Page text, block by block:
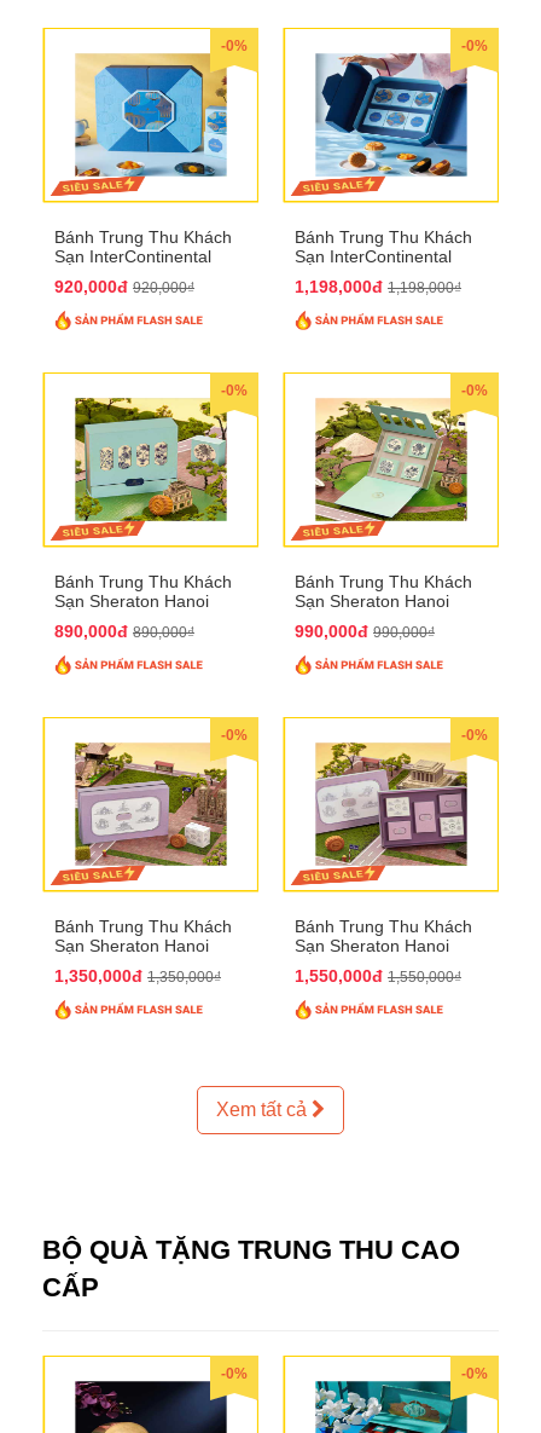
-0%
Bánh Trung Thu Khách
Sạn InterContinental
QTTT26
920,000đ 920,000₫
-0%
Bánh Trung Thu Khách
Sạn InterContinental
QTTT27
1,198,000đ 1,198,000₫
-0%
Bánh Trung Thu Khách
Sạn Sheraton Hanoi
890,000đ 890,000₫
-0%
Bánh Trung Thu Khách
Sạn Sheraton Hanoi
990,000đ 990,000₫
-0%
Bánh Trung Thu Khách
Sạn Sheraton Hanoi
1,350,000đ 1,350,000₫
-0%
Bánh Trung Thu Khách
Sạn Sheraton Hanoi
1,550,000đ 1,550,000₫
Xem tất cả
BỘ QUÀ TẶNG TRUNG THU CAO
CẤP
-0% -0%